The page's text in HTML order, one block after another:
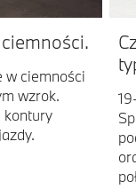
w ciemności
wzrok.
kontury